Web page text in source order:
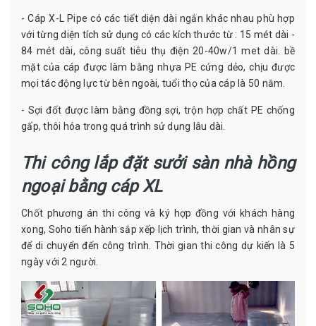
- Cáp X-L Pipe có các tiết diện dài ngắn khác nhau phù hợp
với từng diện tích sử dụng có các kích thước từ : 15 mét dài -
84 mét dài, công suất tiêu thụ điện 20-40w/1 met dài. bề
mặt của cáp được làm bằng nhựa PE cứng dẻo, chịu được
mọi tác động lực từ bên ngoài, tuổi thọ của cáp là 50 năm.
- Sợi đốt được làm bằng đồng sợi, trộn hợp chất PE chống
gấp, thôi hóa trong quá trình sử dụng lâu dài.
Thi công lắp đặt sưởi sàn nhà hồng
ngoại bằng cáp XL
Chốt phương án thi công và ký hợp đồng với khách hàng
xong, Soho tiến hành sắp xếp lịch trình, thời gian và nhân sự
để di chuyển đến công trình. Thời gian thi công dự kiến là 5
ngày với 2 người.